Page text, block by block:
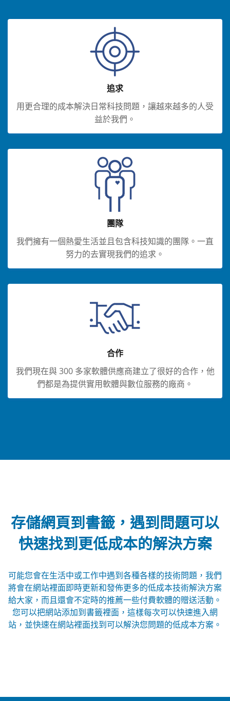
追求
用更合理的成本解決日常科技問題，讓越來越多的人受
益於我們。
團隊
我們擁有一個熱愛生活並且包含科技知識的團隊。一直
努力的去實現我們的追求。
合作
我們現在與 300 多家軟體供應商建立了很好的合作，他
們都是為提供實用軟體與數位服務的廠商。
存儲網頁到書籤，遇到問題可以
快速找到更低成本的解決方案
可能您會在生活中或工作中遇到各種各樣的技術問題，我們
將會在網站裡面即時更新和發佈更多的低成本技術解決方案
給大家，而且還會不定時的推薦一些付費軟體的贈送活動。
您可以把網站添加到書籤裡面，這樣每次可以快速進入網
站，並快速在網站裡面找到可以解決您問題的低成本方案。